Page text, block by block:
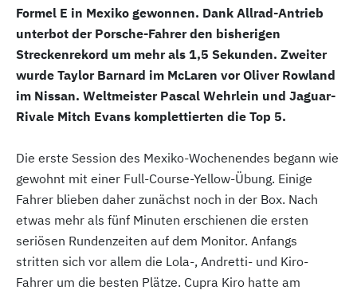
Formel E in Mexiko gewonnen. Dank Allrad-Antrieb
unterbot der Porsche-Fahrer den bisherigen
Streckenrekord um mehr als 1,5 Sekunden. Zweiter
wurde Taylor Barnard im McLaren vor Oliver Rowland
im Nissan. Weltmeister Pascal Wehrlein und Jaguar-
Rivale Mitch Evans komplettierten die Top 5.
Die erste Session des Mexiko-Wochenendes begann wie
gewohnt mit einer Full-Course-Yellow-Übung. Einige
Fahrer blieben daher zunächst noch in der Box. Nach
etwas mehr als fünf Minuten erschienen die ersten
seriösen Rundenzeiten auf dem Monitor. Anfangs
stritten sich vor allem die Lola-, Andretti- und Kiro-
Fahrer um die besten Plätze. Cupra Kiro hatte am